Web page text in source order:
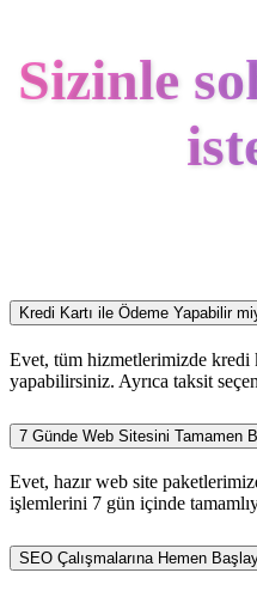
Sizinle
Kredi Kartı ile Ödeme Yapabilir
Evet, tüm hizmetlerimizde kredi
yapabilirsiniz. Ayrıca taksit
7 Günde Web Sitesini Tamamen
Evet, hazır web site
işlemlerini 7 gün içinde
SEO Çalışmalarına Hemen